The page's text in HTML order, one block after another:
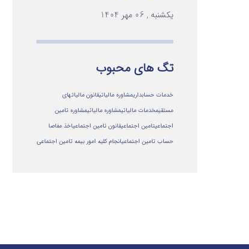
یکشنبه , 06 مهر 1404
تگ های محبوب
خدمات حسابداریمشاوره مالیاتیقانون مالیاتهای
مستقیمخدمات مالیاتیمشاوره مالياتيمشاوره تامین
اجتماعیتامین اجتماعیقانون تامین اجتماعیاخذ مفاصا
حساب تامین اجتماعیانجام کلیه امور بیمه تامین اجتماعی